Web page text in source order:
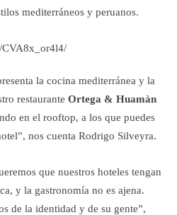
mediterráneos y peruanos.
CVA8x_or4l4/
la cocina mediterránea y la
restaurante Ortega & Huamàn
en el rooftop, a los que puedes
nos cuenta Rodrigo Silveyra.
que nuestros hoteles tengan
y la gastronomía no es ajena.
de la identidad y de su gente”,